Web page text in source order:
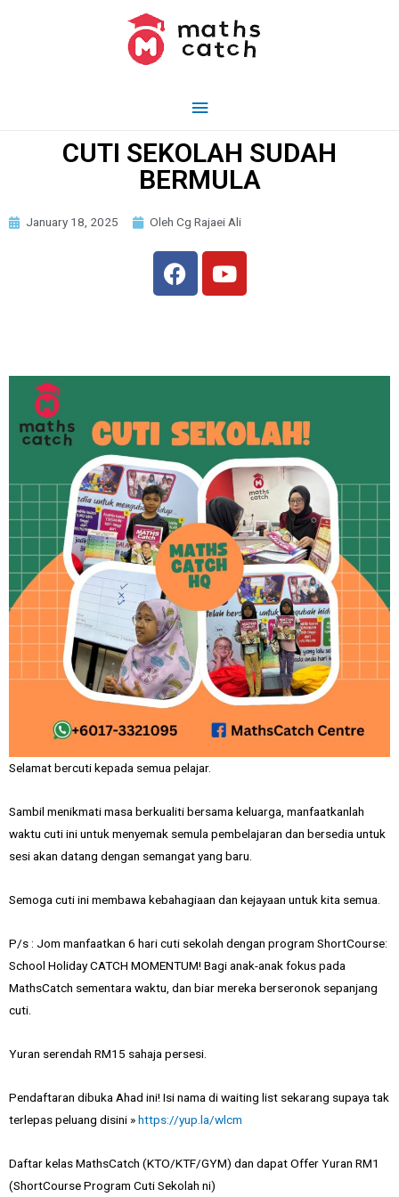
CUTI SEKOLAH SUDAH
BERMULA
January 18, 2025 Oleh Cg Rajaei Ali
Selamat bercuti kepada semua pelajar.
Sambil menikmati masa berkualiti bersama keluarga, manfaatkanlah
waktu cuti ini untuk menyemak semula pembelajaran dan bersedia untuk
sesi akan datang dengan semangat yang baru.
Semoga cuti ini membawa kebahagiaan dan kejayaan untuk kita semua.
P/s : Jom manfaatkan 6 hari cuti sekolah dengan program ShortCourse:
School Holiday CATCH MOMENTUM! Bagi anak-anak fokus pada
MathsCatch sementara waktu, dan biar mereka berseronok sepanjang
cuti.
Yuran serendah RM15 sahaja persesi.
Pendaftaran dibuka Ahad ini! Isi nama di waiting list sekarang supaya tak
terlepas peluang disini »https://yup.la/wlcm
Daftar kelas MathsCatch (KTO/KTF/GYM) dan dapat Offer Yuran RM1
(ShortCourse Program Cuti Sekolah ni)